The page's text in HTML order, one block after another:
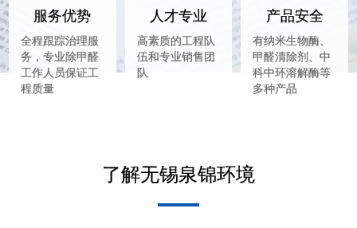
服务优势
全程跟踪治理服
务，专业除甲醛
工作人员保证工
程质量
人才专业
高素质的工程队
伍和专业销售团
队
产品安全
有纳米生物酶、
甲醛清除剂、中
科中环溶解酶等
多种产品
了解无锡泉锦环境